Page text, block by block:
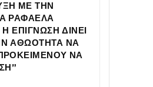
ΜΕ ΤΗΝ
ΡΑΦΑΕΛΑ
ΕΠΙΓΝΩΣΗ ΔΙΝΕΙ
ΑΘΩΟΤΗΤΑ ΝΑ
ΝΑ